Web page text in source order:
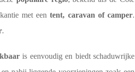
met eentent, caravan of camper.
.
is eenvoudig en biedt schaduwrijke